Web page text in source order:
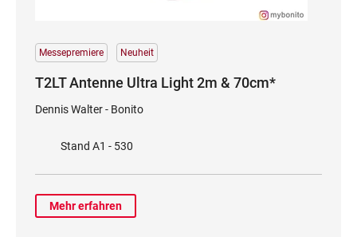
Messepremiere Neuheit
T2LT Antenne Ultra Light 2m & 70cm*
Dennis Walter - Bonito
Stand A1 - 530
Mehr erfahren